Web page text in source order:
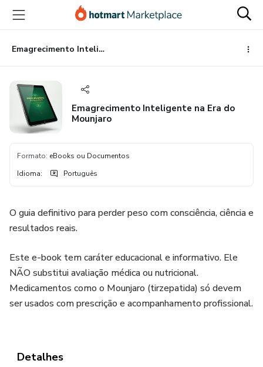
para
conteúdo
principal
para
pagamento
para
rodapé
Emagrecimento Inteligente na Era do Mounjaro
Emagrecimento Inteligente na Era do
Mounjaro
Formato: eBooks ou Documentos
Idioma: Português
O guia definitivo para perder peso com consciência, ciência e
resultados reais.
Este e-book tem caráter educacional e informativo. Ele
NÃO substitui avaliação médica ou nutricional.
Medicamentos como o Mounjaro (tirzepatida) só devem
ser usados com prescrição e acompanhamento profissional.
Detalhes